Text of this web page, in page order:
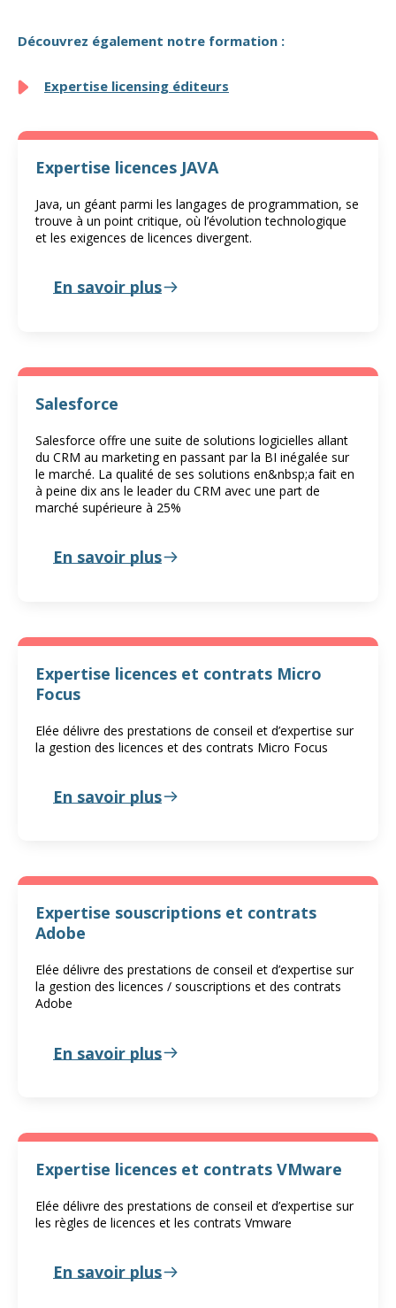
Découvrez également notre formation :
Expertise licensing éditeurs
Expertise licences JAVA
Java, un géant parmi les langages de programmation, se
trouve à un point critique, où l’évolution technologique
et les exigences de licences divergent.
En savoir plus
Salesforce
Salesforce offre une suite de solutions logicielles allant
du CRM au marketing en passant par la BI inégalée sur
le marché. La qualité de ses solutions en&nbsp;a fait en
à peine dix ans le leader du CRM avec une part de
marché supérieure à 25%
En savoir plus
Expertise licences et contrats Micro
Focus
Elée délivre des prestations de conseil et d’expertise sur
la gestion des licences et des contrats Micro Focus
En savoir plus
Expertise souscriptions et contrats
Adobe
Elée délivre des prestations de conseil et d’expertise sur
la gestion des licences / souscriptions et des contrats
Adobe
En savoir plus
Expertise licences et contrats VMware
Elée délivre des prestations de conseil et d’expertise sur
les règles de licences et les contrats Vmware
En savoir plus